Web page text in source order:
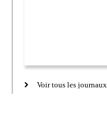
Voir tous les journaux